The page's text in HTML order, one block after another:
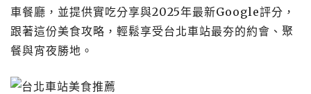
車餐廳，並提供實吃分享與2025年最新Google評分，
跟著這份美食攻略，輕鬆享受台北車站最夯的約會、聚
餐與宵夜勝地。